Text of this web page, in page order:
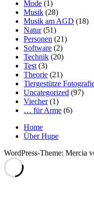
Mode (1)
Musik (28)
Musik am AGD (18)
Natur(51)
Personen (21)
Software (2)
Technik (20)
Test (3)
Theorie (21)
Tiergestütze
Uncategorized (97)
Viecher(1)
… für Arme (6)
Home
Über Hupe
WordPress-Theme: Mercia